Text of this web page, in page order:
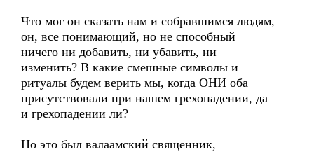
Что мог он сказать нам и собравшимся людям,
он, все понимающий, но не способный
ничего ни добавить, ни убавить, ни
изменить? В какие смешные символы и
ритуалы будем верить мы, когда ОНИ оба
присутствовали при нашем грехопадении, да
и грехопадении ли?
Но это был валаамский священник,